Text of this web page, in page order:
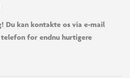
kan kontakte os via e-mail
for endnu hurtigere